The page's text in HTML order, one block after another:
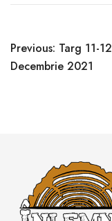
Navigare
în
Previous: Targ 11-12
Decembrie 2021